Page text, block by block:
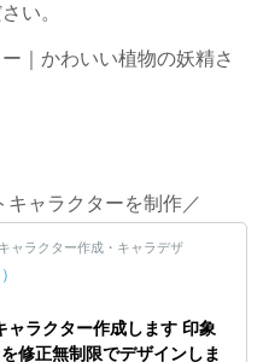
い。
｜かわいい植物の妖精さ
キャラクターを制作／